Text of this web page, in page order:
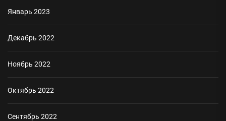
Январь 2023
Декабрь 2022
Ноябрь 2022
Октябрь 2022
Сентябрь 2022